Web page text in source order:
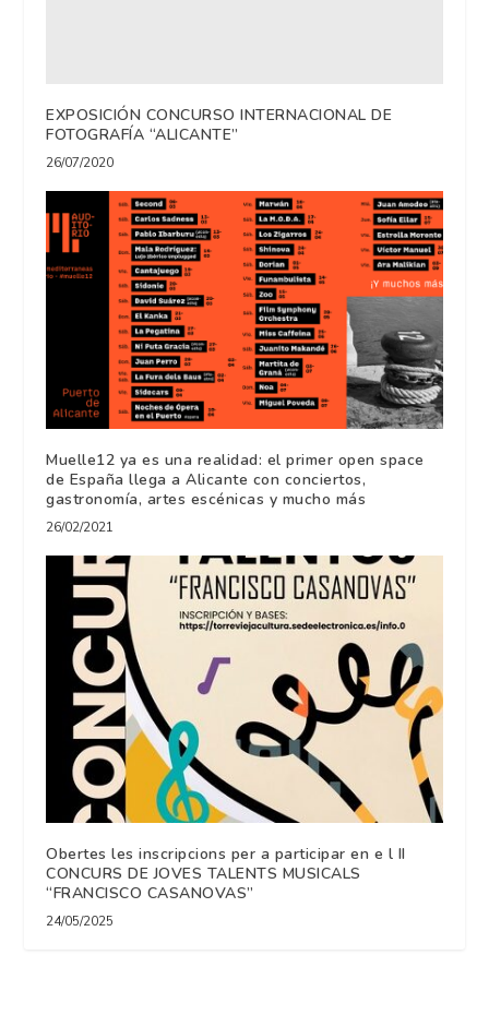
EXPOSICIÓN CONCURSO INTERNACIONAL DE
FOTOGRAFÍA “ALICANTE”
26/07/2020
Muelle12 ya es una realidad: el primer open space
de España llega a Alicante con conciertos,
gastronomía, artes escénicas y mucho más
26/02/2021
Obertes les inscripcions per a participar en e l II
CONCURS DE JOVES TALENTS MUSICALS
“FRANCISCO CASANOVAS”
24/05/2025